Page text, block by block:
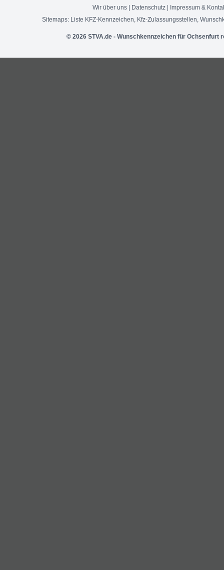
Wir über uns Datenschutz
Impressum &
Sitemaps: Liste KFZ-Kennzeichen, Kfz-Zulassungsstellen,
© 2026 STVA.de - Wunschkennzeichen für Ochsenfurt